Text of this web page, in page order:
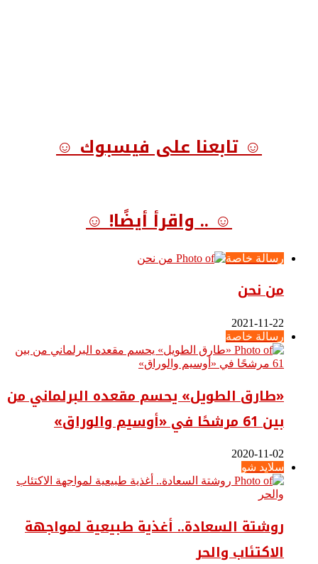
☺ تابعنا على فيسبوك ☺
☺ .. واقرأ أيضًا! ☺
رسالة خاصة
من نحن
2021-11-22
رسالة خاصة
«طارق الطويل» يحسم مقعده البرلماني من
بين 61 مرشحًا في «أوسيم والوراق»
2020-11-02
سلايد شو
روشتة السعادة.. أغذية طبيعية لمواجهة
الاكتئاب والحر